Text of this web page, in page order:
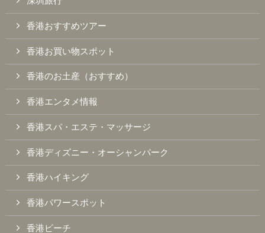
香港おすすめツアー
香港お買い物スポット
香港のお土産（おすすめ）
香港エンタメ情報
香港スパ・エステ・マッサージ
香港ディズニー・オーシャンパーク
香港ハイキング
香港パワースポット
香港ビーチ